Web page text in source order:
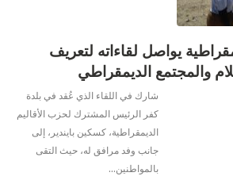
يواصل لقاءاته لتعريف
والمجتمع الديمقراطي
شارك في اللقاء الذي عُقد في بلدة
كفر الرئيس المشترك لحزب الأقاليم
الديمقراطية، كسكين بايندير، إلى
جانب وفد مرافق له، حيث التقى
بالمواطنين…